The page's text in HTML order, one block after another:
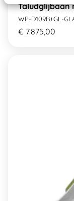
Taludglijbaan
WP-D109B+GL-
€ 7.875,00